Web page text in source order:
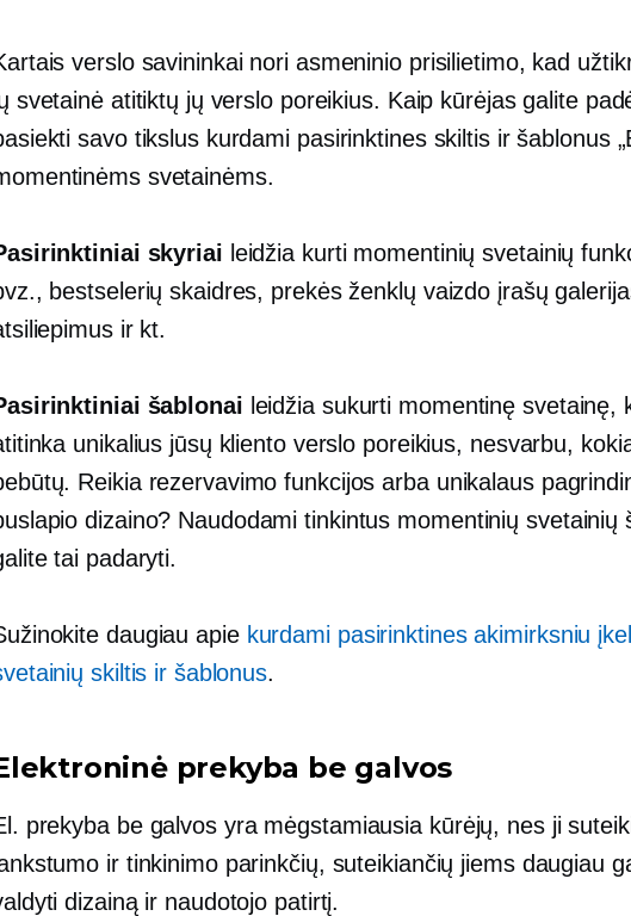
verslo savininkai nori asmeninio prisilietimo, kad
svetainė atitiktų jų verslo poreikius. Kaip kūrėjas galite
savo tikslus kurdami pasirinktines skiltis ir šablonus
svetainėms.
skyriai leidžia kurti momentinių svetainių
bestselerių skaidres, prekės ženklų vaizdo įrašų
ir kt.
šablonai leidžia sukurti momentinę svetainę,
unikalius jūsų kliento verslo poreikius, nesvarbu,
Reikia rezervavimo funkcijos arba unikalaus
dizaino? Naudodami tinkintus momentinių svetainių
tai padaryti.
daugiau apie kurdami pasirinktines akimirksniu
skiltis ir šablonus.
prekyba be galvos
prekyba be galvos yra mėgstamiausia kūrėjų, nes ji
ir tinkinimo parinkčių, suteikiančių jiems daugiau
dizainą ir naudotojo patirtį.